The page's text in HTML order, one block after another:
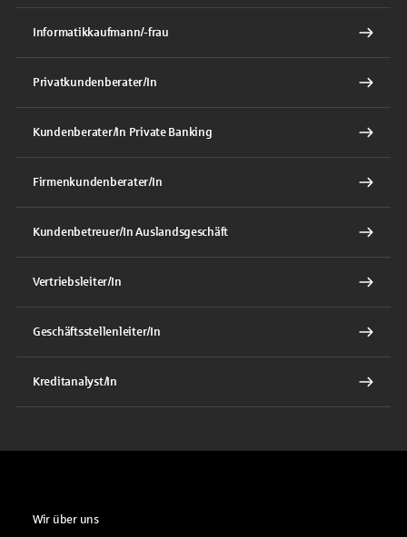
Informatikkaufmann/-frau
Privatkundenberater/In
Kundenberater/In Private Banking
Firmenkundenberater/In
Kundenbetreuer/In Auslandsgeschäft
Vertriebsleiter/In
Geschäftsstellenleiter/In
Kreditanalyst/In
Wir über uns